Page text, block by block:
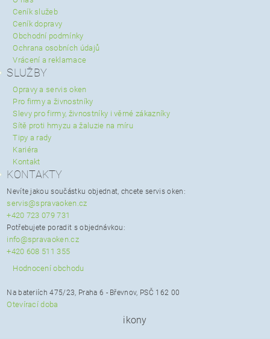
Ceník služeb
Ceník dopravy
Obchodní podmínky
Ochrana osobních údajů
Vrácení a reklamace
SLUŽBY
Opravy a servis oken
Pro firmy a živnostníky
Slevy pro firmy, živnostníky i věrné zákazníky
Sítě proti hmyzu a žaluzie na míru
Tipy a rady
Kariéra
Kontakt
KONTAKTY
Nevíte jakou součástku objednat, chcete servis oken:
servis@spravaoken.cz
+420 723 079 731
Potřebujete poradit s objednávkou:
info@spravaoken.cz
+420 608 511 355
Hodnocení obchodu
Na bateriích 475/23, Praha 6 - Břevnov, PSČ 162 00
Otevírací doba
ikony